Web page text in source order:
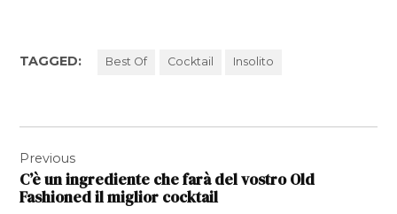
TAGGED: Best Of Cocktail Insolito
articoli
Previous
C’è un ingrediente che farà del vostro Old
Fashioned il miglior cocktail